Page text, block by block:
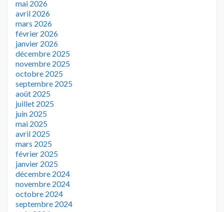
mai 2026
avril 2026
mars 2026
février 2026
janvier 2026
décembre 2025
novembre 2025
octobre 2025
septembre 2025
août 2025
juillet 2025
juin 2025
mai 2025
avril 2025
mars 2025
février 2025
janvier 2025
décembre 2024
novembre 2024
octobre 2024
septembre 2024